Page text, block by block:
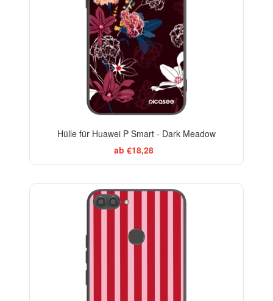
Hülle für Huawei P Smart - Dark Meadow
ab €18,28